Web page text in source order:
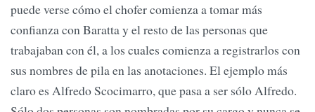
puede verse cómo el chofer comienza a tomar más
confianza con Baratta y el resto de las personas que
trabajaban con él, a los cuales comienza a registrarlos con
sus nombres de pila en las anotaciones. El ejemplo más
claro es Alfredo Scocimarro, que pasa a ser sólo Alfredo.